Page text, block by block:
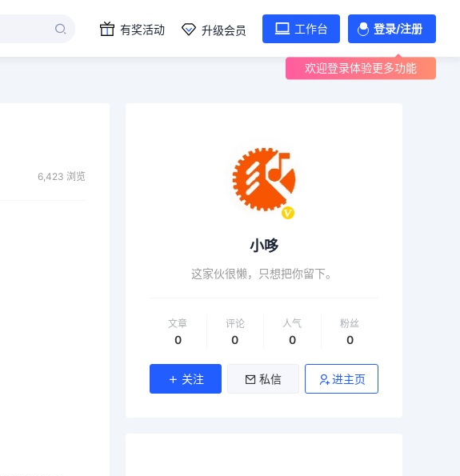
有奖活动 升级会员 工作台 登录/注册
欢迎登录体验更多功能
6,423 浏览
小哆
这家伙很懒，只想把你留下。
文章
0
评论
0
人气
0
粉丝
0
关注 私信 进主页